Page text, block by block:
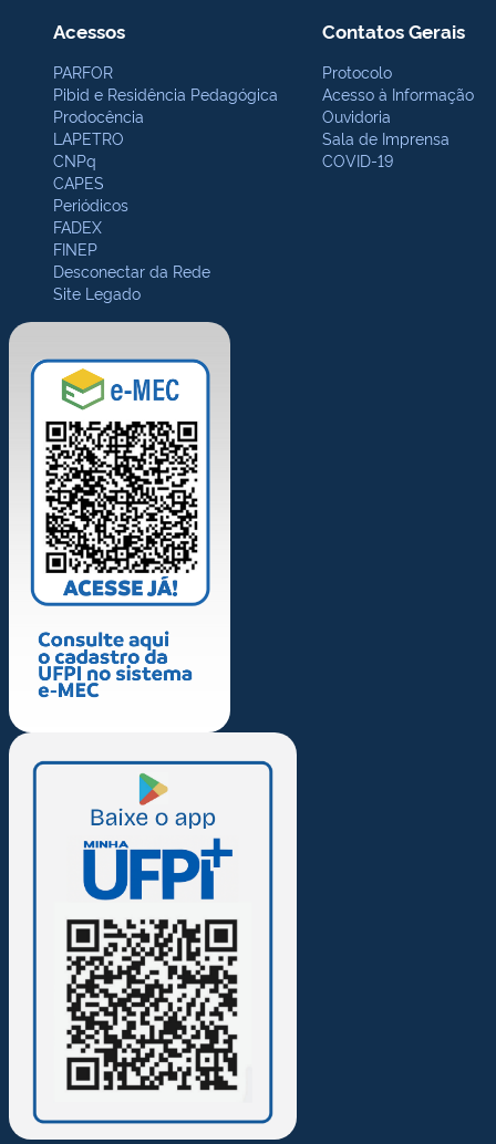
Acessos
PARFOR
Pibid e Residência Pedagógica
Prodocência
LAPETRO
CNPq
CAPES
Periódicos
FADEX
FINEP
Desconectar da Rede
Site Legado
Contatos Gerais
Protocolo
Acesso à Informação
Ouvidoria
Sala de Imprensa
COVID-19